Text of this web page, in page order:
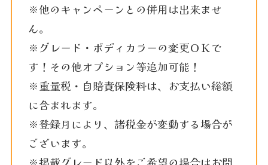
※他のキャンペーンとの併用は出来ませ
ん。
※グレード・ボディカラーの変更ＯＫで
す！その他オプション等追加可能！
※重量税・自賠責保険料は、お支払い総額
に含まれます。
※登録月により、諸税金が変動する場合が
ございます。
※掲載グレード以外をご希望の場合はお問